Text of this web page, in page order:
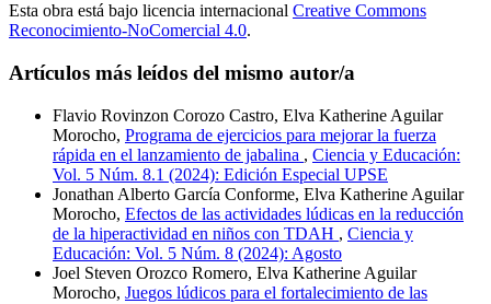
Esta obra está bajo licencia internacional Creative Commons
Reconocimiento-NoComercial 4.0.
Artículos más leídos del mismo autor/a
Flavio Rovinzon Corozo Castro, Elva Katherine Aguilar
Morocho, Programa de ejercicios para mejorar la fuerza
rápida en el lanzamiento de jabalina , Ciencia y Educación:
Vol. 5 Núm. 8.1 (2024): Edición Especial UPSE
Jonathan Alberto García Conforme, Elva Katherine Aguilar
Morocho, Efectos de las actividades lúdicas en la reducción
de la hiperactividad en niños con TDAH , Ciencia y
Educación: Vol. 5 Núm. 8 (2024): Agosto
Joel Steven Orozco Romero, Elva Katherine Aguilar
Morocho, Juegos lúdicos para el fortalecimiento de las